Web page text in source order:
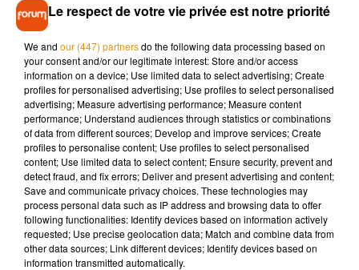
Musique
Le respect de votre vie privée est notre priorité
We and our (447) partnersdo the following data processing based on
your consent and/or our legitimate interest: Store and/or access
information on a device; Use limited data to select advertising; Create
profiles for personalised advertising; Use profiles to select personalised
advertising; Measure advertising performance; Measure content
performance; Understand audiences through statistics or combinations
of data from different sources; Develop and improve services; Create
profiles to personalise content; Use profiles to select personalised
content; Use limited data to select content; Ensure security, prevent and
detect fraud, and fix errors; Deliver and present advertising and content;
Save and communicate privacy choices. These technologies may
process personal data such as IP address and browsing data to offer
following functionalities: Identify devices based on information actively
requested; Use precise geolocation data; Match and combine data from
other data sources; Link different devices; Identify devices based on
information transmitted automatically.